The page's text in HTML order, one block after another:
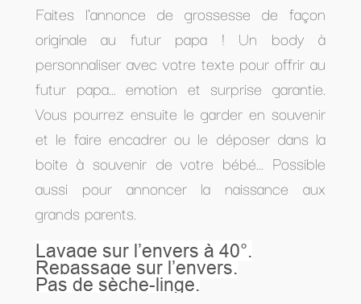
Faites l'annonce de grossesse de façon
originale au futur papa ! Un body à
personnaliser avec votre texte pour offrir au
futur papa... emotion et surprise garantie.
Vous pourrez ensuite le garder en souvenir
et le faire encadrer ou le déposer dans la
boite à souvenir de votre bébé... Possible
aussi pour annoncer la naissance aux
grands parents.
Lavage sur l’envers à 40°.
Repassage sur l’envers.
Pas de sèche-linge.